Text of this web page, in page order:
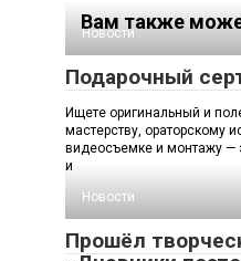
Вам также
Новости
Подарочный
Ищете оригинальный и
мастерству, ораторскому
видеосъемке и монтажу —
и
Новости
Прошёл